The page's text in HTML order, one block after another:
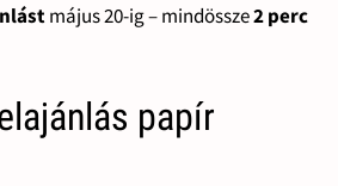
május 20-ig – mindössze2 perc
papír